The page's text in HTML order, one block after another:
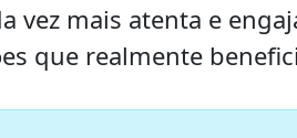
vez mais atenta e
que realmente